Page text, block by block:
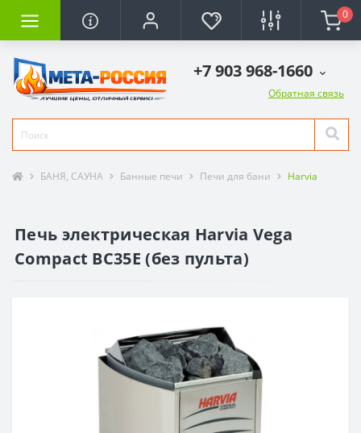
0
+7 903 968-1660
Обратная связь
БАНЯ, САУНА Банные печи Печи для бани Harvia
Печь электрическая Harvia Vega
Compact ВС35Е (без пульта)